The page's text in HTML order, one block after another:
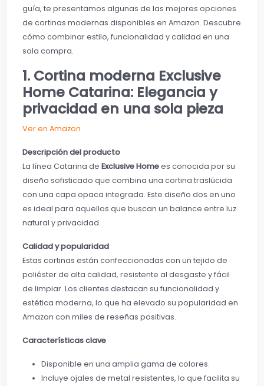
guía, te presentamos algunas de las mejores opciones
de cortinas modernas disponibles en Amazon. Descubre
cómo combinar estilo, funcionalidad y calidad en una
sola compra.
1. Cortina moderna Exclusive
Home Catarina: Elegancia y
privacidad en una sola pieza
Ver en Amazon
Descripción del producto
La línea Catarina de Exclusive Homees conocida por su
diseño sofisticado que combina una cortina traslúcida
con una capa opaca integrada. Este diseño dos en uno
es ideal para aquellos que buscan un balance entre luz
natural y privacidad.
Calidad y popularidad
Estas cortinas están confeccionadas con un tejido de
poliéster de alta calidad, resistente al desgaste y fácil
de limpiar. Los clientes destacan su funcionalidad y
estética moderna, lo que ha elevado su popularidad en
Amazon con miles de reseñas positivas.
Características clave
Disponible en una amplia gama de colores.
Incluye ojales de metal resistentes, lo que facilita su